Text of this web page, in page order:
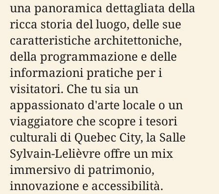
una panoramica dettagliata della
ricca storia del luogo, delle sue
caratteristiche architettoniche,
della programmazione e delle
informazioni pratiche per i
visitatori. Che tu sia un
appassionato d'arte locale o un
viaggiatore che scopre i tesori
culturali di Quebec City, la Salle
Sylvain-Lelièvre offre un mix
immersivo di patrimonio,
innovazione e accessibilità.